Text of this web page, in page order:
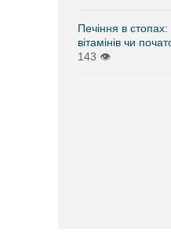
Печіння в
вітамінів чи
143 👁